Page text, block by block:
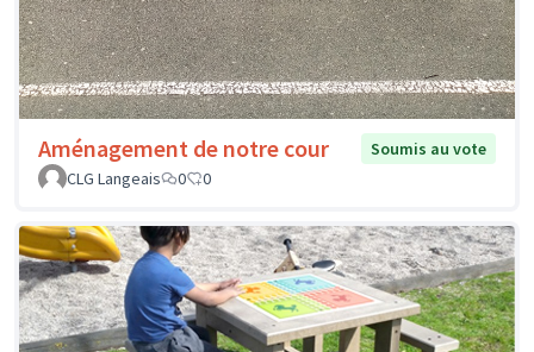
Aménagement de notre cour
Soumis au vote
CLG Langeais
0 0